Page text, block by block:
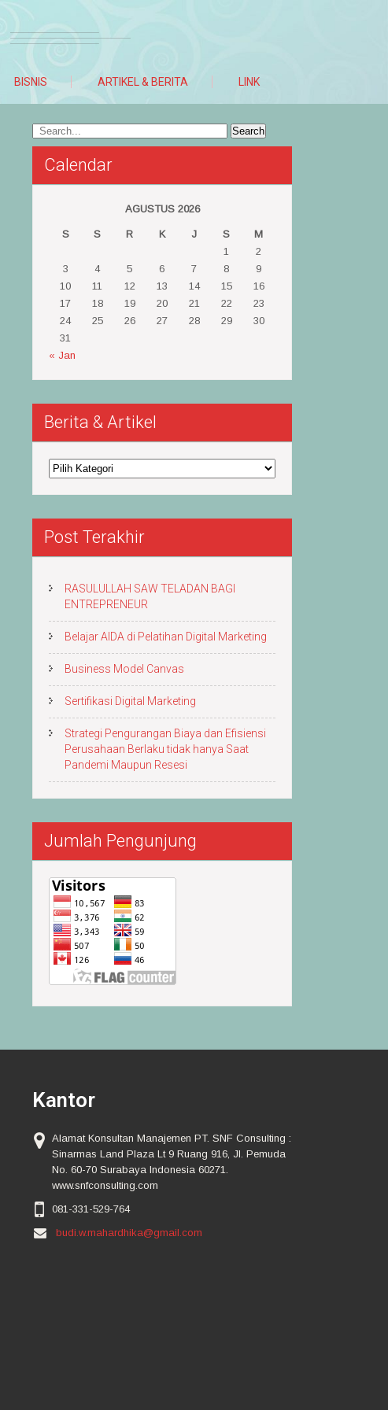
BISNIS ARTIKEL & BERITA LINK
Calendar
AGUSTUS 2026
S S R K J S
M
1
2
3
4 5 6 7 8
9
10
11 12 13 14 15
16
17
18 19 20 21 22
23
24
25 26 27 28 29
30
31
« Jan
Berita & Artikel
Berita
&
Artikel
Post Terakhir
RASULULLAH SAW TELADAN BAGI
ENTREPRENEUR
Belajar AIDA di Pelatihan Digital Marketing
Business Model Canvas
Sertifikasi Digital Marketing
Strategi Pengurangan Biaya dan Efisiensi
Perusahaan Berlaku tidak hanya Saat
Pandemi Maupun Resesi
Jumlah Pengunjung
Kantor
Alamat Konsultan Manajemen PT. SNF Consulting :
Sinarmas Land Plaza Lt 9 Ruang 916, Jl. Pemuda
No. 60-70 Surabaya Indonesia 60271.
www.snfconsulting.com
081-331-529-764
budi.w.mahardhika@gmail.com